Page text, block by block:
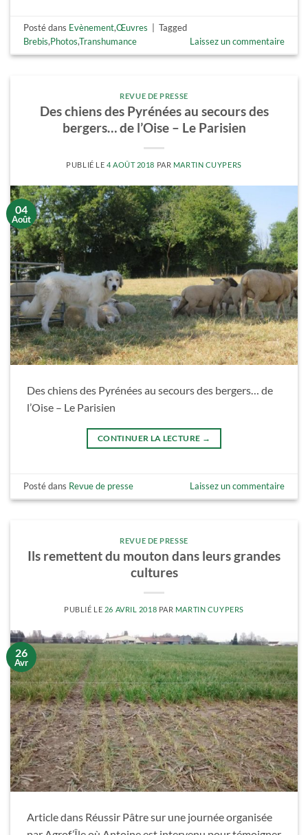
Posté dans Evènement,Œuvres
Tagged
Brebis,Photos,Transhumance Laissez un commentaire
REVUE DE PRESSE
Des chiens des Pyrénées au secours des
bergers… de l’Oise – Le Parisien
PUBLIÉ LE 4 AOÛT 2018 PAR MARTIN CUYPERS
04
Août
Des chiens des Pyrénées au secours des bergers… de
l’Oise – Le Parisien
CONTINUER LA LECTURE →
Posté dans Revue de presse Laissez un commentaire
REVUE DE PRESSE
Ils remettent du mouton dans leurs grandes
cultures
PUBLIÉ LE 26 AVRIL 2018 PAR MARTIN CUYPERS
26
Avr
Article dans Réussir Pâtre sur une journée organisée